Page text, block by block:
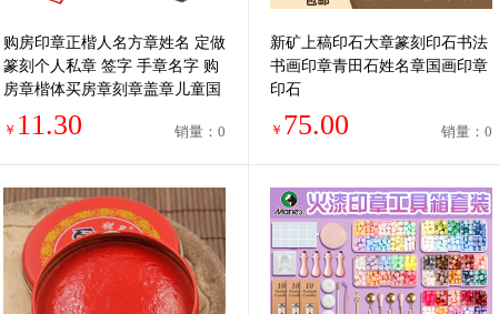
购房印章正楷人名方章姓名 定做
篆刻个人私章 签字 手章名字 购
房章楷体买房章刻章盖章儿童国
画书画落款刻字
￥ 11.30 销量：0
新矿上稿印石大章篆刻印石书法
书画印章青田石姓名章国画印章
印石
￥ 75.00 销量：0